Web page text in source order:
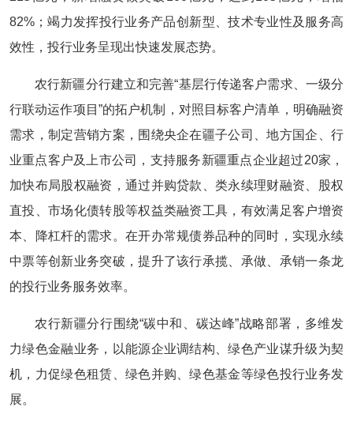
82%；竭力发挥投行业务产品创新型、技术专业性及服务高
效性，投行业务呈现出快速发展态势。
农行新疆分行建立和完善“基层行传递客户需求、一级分
行联动运作项目”的拓户机制，对照目标客户清单，明确融资
需求，制定营销方案，围绕央企在疆子公司、地方国企、行
业重点客户及上市公司，支持服务新疆重点企业超过20家，
加快布局股权融资，通过并购贷款、类永续理财融资、股权
直投、市场化债转股等权益类融资工具，有效满足客户增资
本、降杠杆的需求。在开办常规债券品种的同时，实现永续
中票等创新业务突破，提升了该行承揽、承做、承销一条龙
的投行业务服务效率。
农行新疆分行围绕“碳中和、碳达峰”战略部署，多维发
力绿色金融业务，以能源企业调结构、绿色产业谋升级为契
机，力促绿色租赁、绿色并购、绿色基金等绿色投行业务发
展。